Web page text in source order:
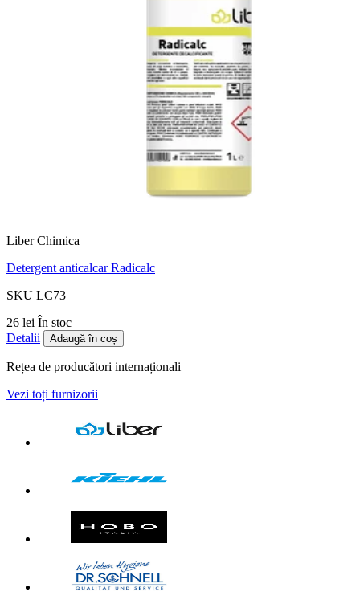
Liber Chimica
Detergent anticalcar Radicalc
SKU LC73
26 lei În stoc
Detalii
Adaugă în coș
Rețea de producători internaționali
Vezi toți furnizorii